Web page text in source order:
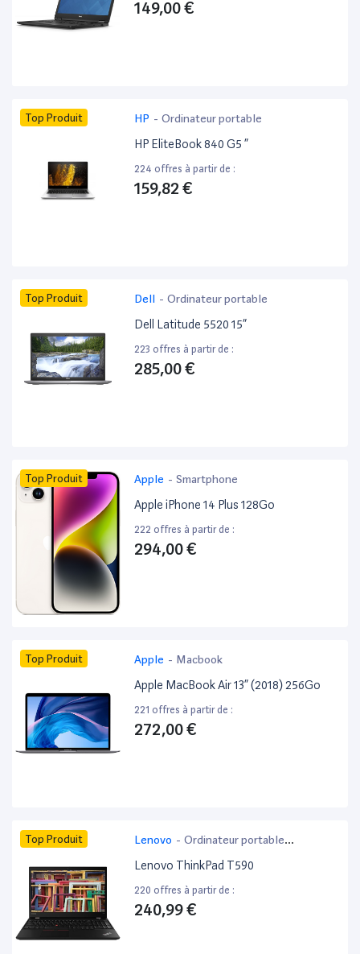
149,00 €
Top Produit HP - Ordinateur portable
HP EliteBook 840 G5 ”
224 offres à partir de :
159,82 €
Top Produit Dell - Ordinateur portable
Dell Latitude 5520 15”
223 offres à partir de :
285,00 €
Top Produit Apple - Smartphone
Apple iPhone 14 Plus 128Go
222 offres à partir de :
294,00 €
Top Produit Apple - Macbook
Apple MacBook Air 13” (2018) 256Go
221 offres à partir de :
272,00 €
Top Produit Lenovo - Ordinateur portable
bureautique
Lenovo ThinkPad T590
220 offres à partir de :
240,99 €